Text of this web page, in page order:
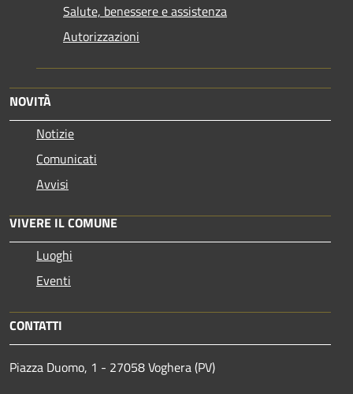
Salute, benessere e assistenza
Autorizzazioni
NOVITÀ
Notizie
Comunicati
Avvisi
VIVERE IL COMUNE
Luoghi
Eventi
CONTATTI
Piazza Duomo, 1 - 27058 Voghera (PV)